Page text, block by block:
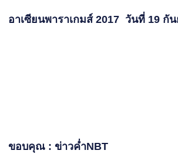
อาเซียนพาราเกมส์ 2017 วันที่ 19 กั
ขอบคุณ : ข่าวค่ำNBT